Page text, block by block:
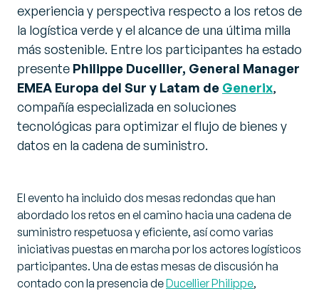
experiencia y perspectiva respecto a los retos de
la logística verde y el alcance de una última milla
más sostenible. Entre los participantes ha estado
presente Philippe Ducellier, General Manager
EMEA Europa del Sur y Latam de Generix,
compañía especializada en soluciones
tecnológicas para optimizar el flujo de bienes y
datos en la cadena de suministro.
El evento ha incluido dos mesas redondas que han
abordado los retos en el camino hacia una cadena de
suministro respetuosa y eficiente, así como varias
iniciativas puestas en marcha por los actores logísticos
participantes. Una de estas mesas de discusión ha
contado con la presencia deDucellier Philippe,